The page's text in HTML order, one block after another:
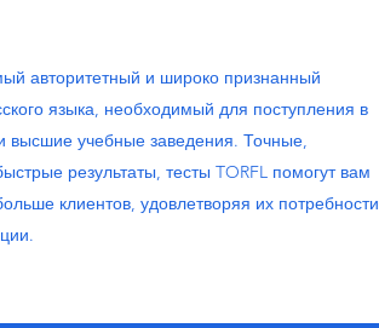
авторитетный и широко признанный
языка, необходимый для поступления в
высшие учебные заведения. Точные,
результаты, тесты TORFL помогут вам
клиентов, удовлетворяя их потребности